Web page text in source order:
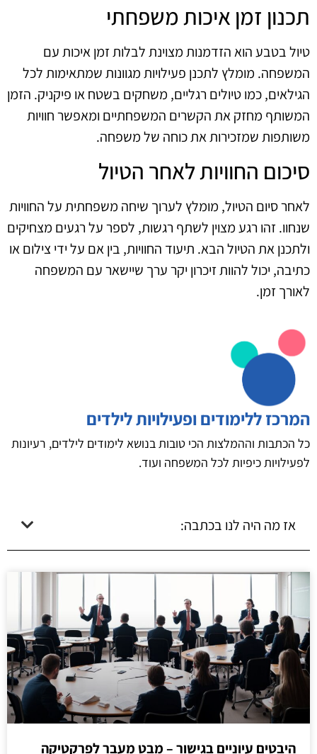
תכנון זמן איכות משפחתי
טיול בטבע הוא הזדמנות מצוינת לבלות זמן איכות עם
המשפחה. מומלץ לתכנן פעילויות מגוונות שמתאימות לכל
הגילאים, כמו טיולים רגליים, משחקים בשטח או פיקניק. הזמן
המשותף מחזק את הקשרים המשפחתיים ומאפשר חוויות
משותפות שמזכירות את כוחה של משפחה.
סיכום החוויות לאחר הטיול
לאחר סיום הטיול, מומלץ לערוך שיחה משפחתית על החוויות
שנחוו. זהו רגע מצוין לשתף רגשות, לספר על רגעים מצחיקים
ולתכנן את הטיול הבא. תיעוד החוויות, בין אם על ידי צילום או
כתיבה, יכול להוות זיכרון יקר ערך שיישאר עם המשפחה
לאורך זמן.
המרכז ללימודים ופעילויות לילדים
כל הכתבות וההמלצות הכי טובות בנושא לימודים לילדים, רעיונות
לפעילויות כיפיות לכל המשפחה ועוד.
אז מה היה לנו בכתבה:
היבטים עיוניים בגישור – מבט מעבר לפרקטיקה